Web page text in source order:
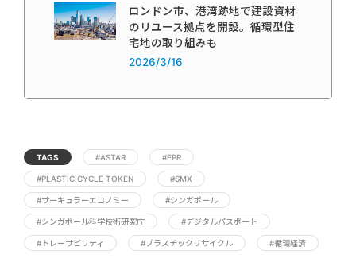
ロンドン市、港湾跡地で建設資材
のリユース拠点を開設。循環型住
宅地の取り組みも
2026/3/16
TAGS #ASTAR #EPR
#PLASTIC CYCLE TOKEN #SMX
#サーキュラーエコノミー #シンガポール
#シンガポール科学技術研究庁 #デジタルパスポート
#トレーサビリティ #プラスチックリサイクル #循環経済